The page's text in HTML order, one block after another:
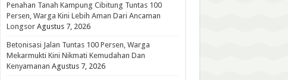
Penahan Tanah Kampung Cibitung Tuntas 100
Persen, Warga Kini Lebih Aman Dari Ancaman
Longsor Agustus 7, 2026
Betonisasi Jalan Tuntas 100 Persen, Warga
Mekarmukti Kini Nikmati Kemudahan Dan
Kenyamanan Agustus 7, 2026